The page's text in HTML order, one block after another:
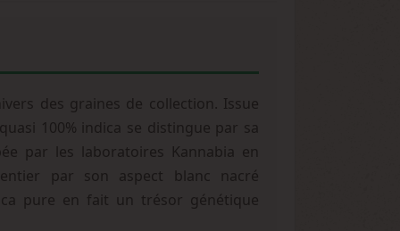
des graines de collection. Issue
100% indica se distingue par sa
par les laboratoires Kannabia en
par son aspect blanc nacré
pure en fait un trésor génétique